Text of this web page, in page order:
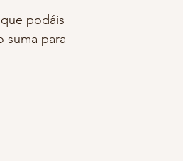
podáis
suma para